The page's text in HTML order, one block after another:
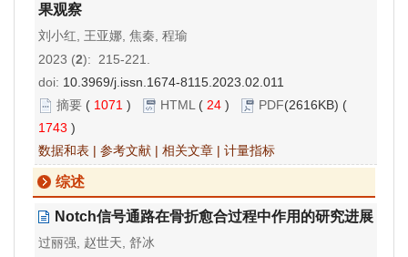
果观察
刘小红, 王亚娜, 焦秦, 程瑜
2023 (2): 215-221.
doi: 10.3969/j.issn.1674-8115.2023.02.011
摘要 ( 1071 ) HTML ( 24 ) PDF(2616KB) (
1743 )
数据和表 | 参考文献 | 相关文章 | 计量指标
综述
Notch信号通路在骨折愈合过程中作用的研究进展
过丽强, 赵世天, 舒冰